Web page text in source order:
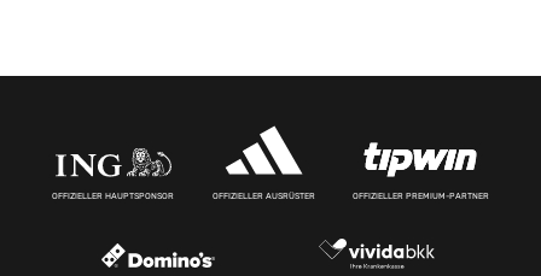
OFFIZIELLER HAUPTSPONSOR OFFIZIELLER AUSRÜSTER OFFIZIELLER PREMIUM-PARTNER